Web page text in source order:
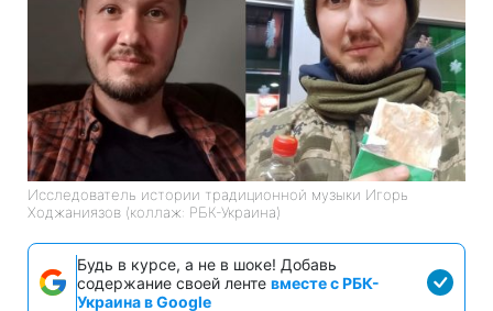
Исследователь истории традиционной музыки Игорь
Ходжаниязов (коллаж: РБК-Украина)
Будь в курсе, а не в шоке! Добавь
содержание своей ленте вместе с РБК-
Украина в Google